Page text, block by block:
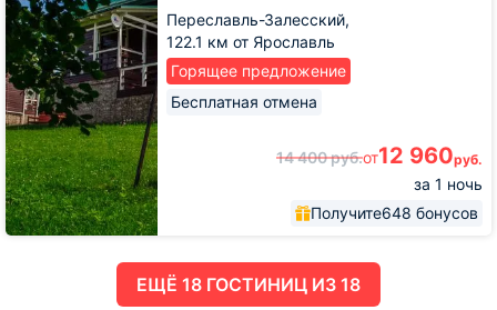
Переславль-Залесский,
122.1 км от Ярославль
Горящее предложение
Бесплатная отмена
14 400руб.от12 960руб.
за 1 ночь
Получите648 бонусов
ЕЩË 18 ГОСТИНИЦ ИЗ 18